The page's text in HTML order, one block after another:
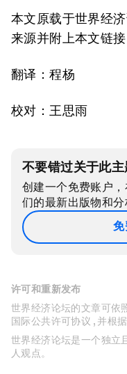
本文原载于世界经
来源并附上本文链接
翻译：程杨
校对：王思雨
不要错过关于此
创建一个免费账户
们的最新出版物和分
免
许可和重新发布
世界经济论坛的文章可依
国际公共许可协议 , 并根
世界经济论坛是一个独立
人观点。